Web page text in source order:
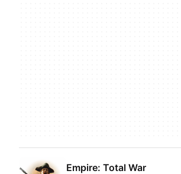
Empire: Total War